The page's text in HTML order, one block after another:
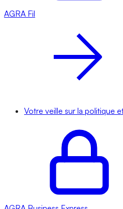
AGRA Fil
Votre veille sur la politique